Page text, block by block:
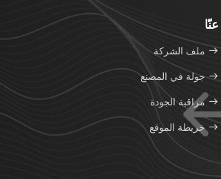
عنّا
ملف الشركة
جولة في المصنع
مراقبة الجودة
خريطة الموقع